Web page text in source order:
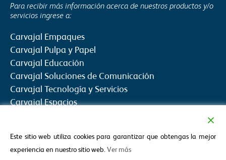
Para recibir más información acerca de nuestros productos y/o
servicios ingrese a:
Carvajal Empaques
Carvajal Pulpa y Papel
Carvajal Educación
Carvajal Soluciones de Comunicación
Carvajal Tecnología y Servicios
Carvajal Espacios
Este sitio web utiliza cookies para garantizar que obtengas la mejor
experiencia en nuestro sitio web.Ver más